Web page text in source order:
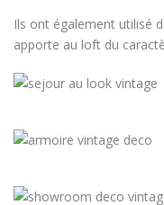
Ils ont également utilisé
apporte au loft du